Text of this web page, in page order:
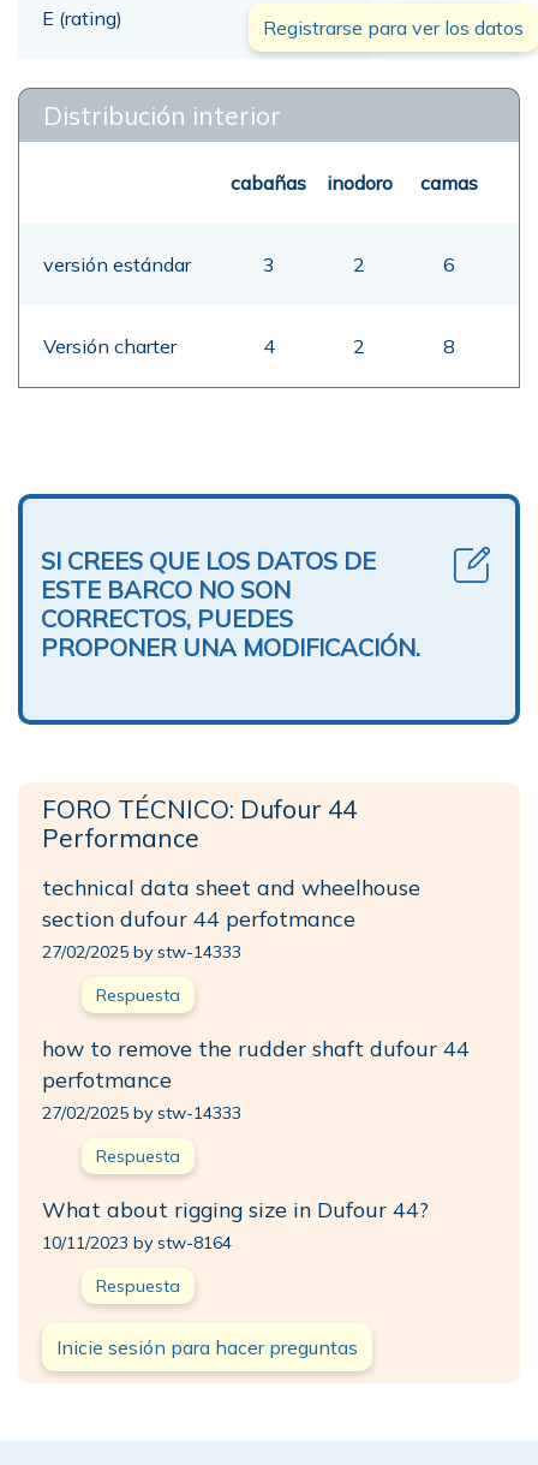
E (rating) 00,00 mt
Registrarse para ver los datos
Distribución interior
cabañas inodoro camas
versión estándar 3 2 6
Versión charter 4 2 8
SI CREES QUE LOS DATOS DE
ESTE BARCO NO SON
CORRECTOS, PUEDES
PROPONER UNA MODIFICACIÓN.
FORO TÉCNICO: Dufour 44
Performance
technical data sheet and wheelhouse
section dufour 44 perfotmance
27/02/2025 by stw-14333
Respuesta
how to remove the rudder shaft dufour 44
perfotmance
27/02/2025 by stw-14333
Respuesta
What about rigging size in Dufour 44?
10/11/2023 by stw-8164
Respuesta
Inicie sesión para hacer preguntas